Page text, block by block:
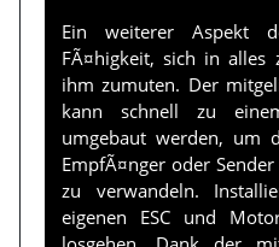
Ein weiterer Aspekt
FÃ¤higkeit, sich in alles
ihm zumuten. Der
kann schnell zu
umgebaut werden, um
EmpfÃ¤nger oder
zu verwandeln.
eigenen ESC und